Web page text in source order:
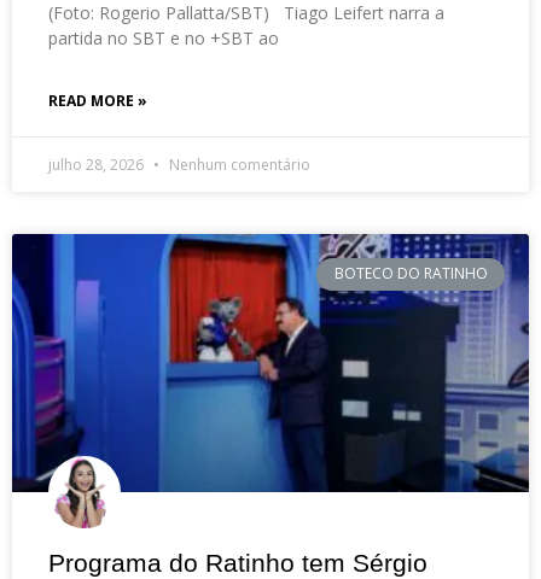
(Foto: Rogerio Pallatta/SBT) Tiago Leifert narra a
partida no SBT e no +SBT ao
READ MORE »
julho 28, 2026 Nenhum comentário
BOTECO DO RATINHO
Programa do Ratinho tem Sérgio